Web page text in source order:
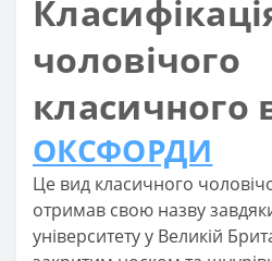
чоловічого
класичного
ОКСФОРДИ
Це вид класичного
отримав свою назву
університету у Великій